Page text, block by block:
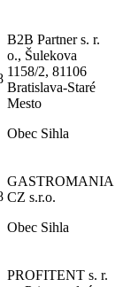
B2B Partner s. r.
o., Šulekova
1158/2, 81106
Bratislava-Staré
Mesto
Obec Sihla
GASTROMANIA
CZ s.r.o.
Obec Sihla
PROFITENT s. r.